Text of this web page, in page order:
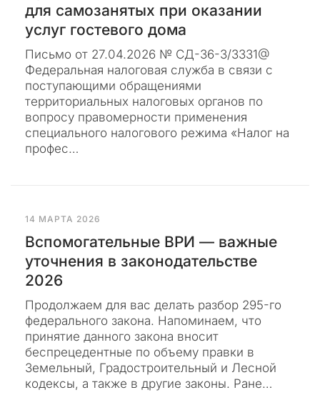
для самозанятых при оказании
услуг гостевого дома
Письмо от 27.04.2026 № СД-36-3/3331@
Федеральная налоговая служба в связи с
поступающими обращениями
территориальных налоговых органов по
вопросу правомерности применения
специального налогового режима «Налог на
профес…
14 МАРТА 2026
Вспомогательные ВРИ — важные
уточнения в законодательстве
2026
Продолжаем для вас делать разбор 295-го
федерального закона. Напоминаем, что
принятие данного закона вносит
беспрецедентные по объему правки в
Земельный, Градостроительный и Лесной
кодексы, а также в другие законы. Ране…
т
а
а
м
.
М
ы
ф
и
р
у
е
м
н
п
р
е
к
р
а